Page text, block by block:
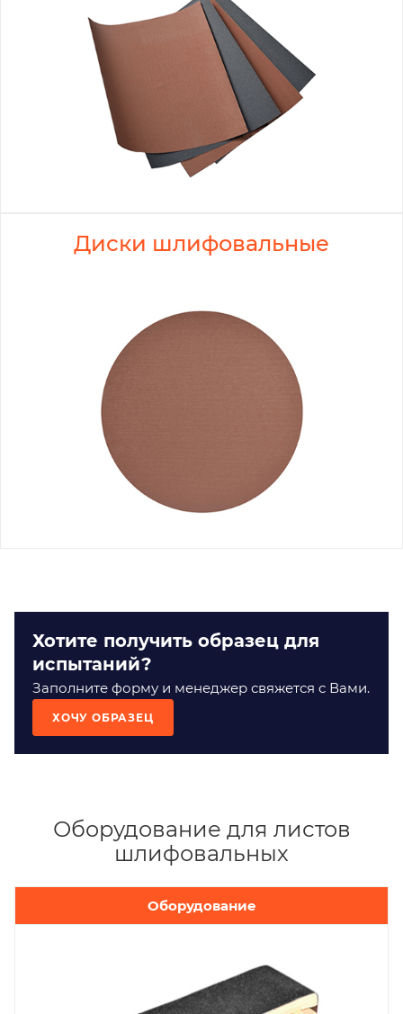
Диски шлифовальные
Хотите получить образец для
испытаний?
Заполните форму и менеджер свяжется с Вами.
ХОЧУ ОБРАЗЕЦ
Оборудование для листов
шлифовальных
Оборудование